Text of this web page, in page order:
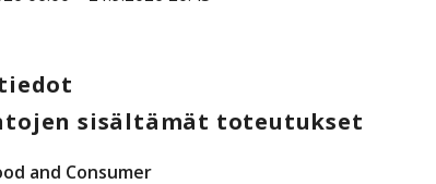
sisältämät toteutukset
and Consumer